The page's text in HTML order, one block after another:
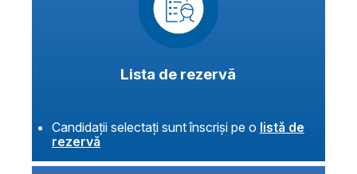
Lista de rezervă
Candidații selectați sunt înscriși pe o listă de
rezervă